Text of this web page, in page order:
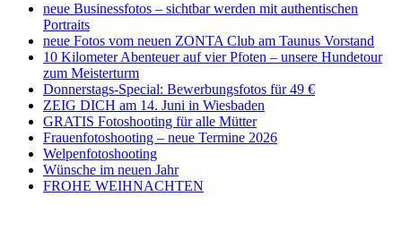
neue Businessfotos – sichtbar werden mit authentischen
Portraits
neue Fotos vom neuen ZONTA Club am Taunus Vorstand
10 Kilometer Abenteuer auf vier Pfoten – unsere Hundetour
zum Meisterturm
Donnerstags-Special: Bewerbungsfotos für 49 €
ZEIG DICH am 14. Juni in Wiesbaden
GRATIS Fotoshooting für alle Mütter
Frauenfotoshooting – neue Termine 2026
Welpenfotoshooting
Wünsche im neuen Jahr
FROHE WEIHNACHTEN